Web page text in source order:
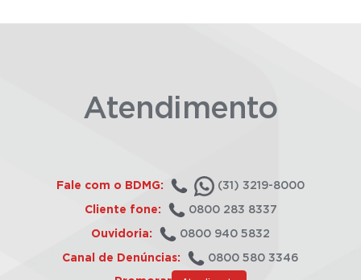
Atendimento
Fale com o BDMG: (31) 3219-8000
Cliente fone: 0800 283 8337
Ouvidoria: 0800 940 5832
Canal de Denúncias: 0800 580 3346